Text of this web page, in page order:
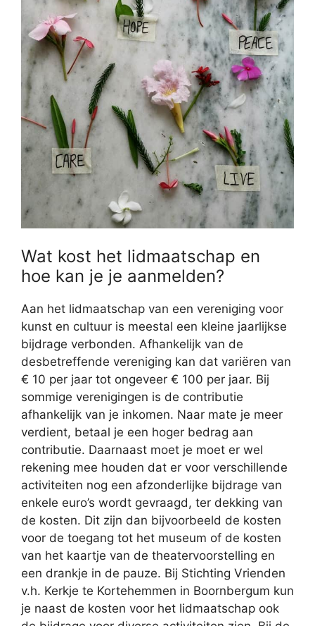
Wat kost het lidmaatschap en
hoe kan je je aanmelden?
Aan het lidmaatschap van een vereniging voor
kunst en cultuur is meestal een kleine jaarlijkse
bijdrage verbonden. Afhankelijk van de
desbetreffende vereniging kan dat variëren van
€ 10 per jaar tot ongeveer € 100 per jaar. Bij
sommige verenigingen is de contributie
afhankelijk van je inkomen. Naar mate je meer
verdient, betaal je een hoger bedrag aan
contributie. Daarnaast moet je moet er wel
rekening mee houden dat er voor verschillende
activiteiten nog een afzonderlijke bijdrage van
enkele euro’s wordt gevraagd, ter dekking van
de kosten. Dit zijn dan bijvoorbeeld de kosten
voor de toegang tot het museum of de kosten
van het kaartje van de theatervoorstelling en
een drankje in de pauze. Bij Stichting Vrienden
v.h. Kerkje te Kortehemmen in Boornbergum kun
je naast de kosten voor het lidmaatschap ook